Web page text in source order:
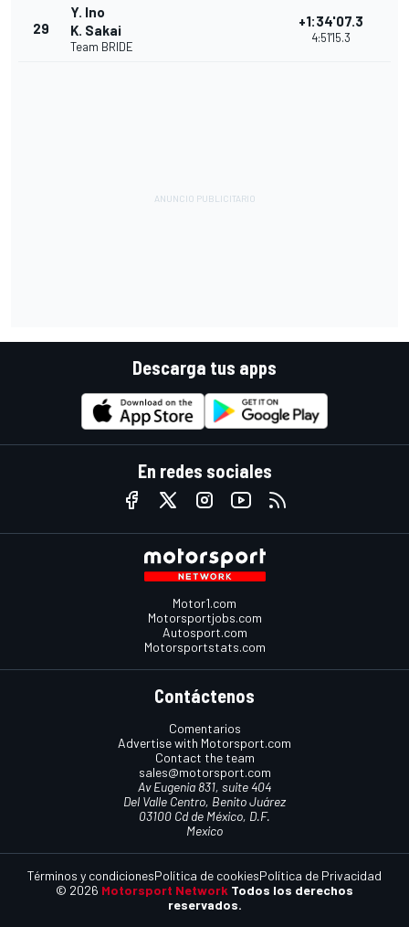
29
Y. Ino
K. Sakai
Team BRIDE
+1:34'07.3
4:51'15.3
Descarga tus apps
En redes sociales
Motor1.com
Motorsportjobs.com
Autosport.com
Motorsportstats.com
Contáctenos
Comentarios
Advertise with Motorsport.com
Contact the team
sales@motorsport.com
Av Eugenia 831, suite 404
Del Valle Centro, Benito Juárez
03100 Cd de México, D.F.
Mexico
© 2026 Motorsport Network Todos los derechos
reservados.
Términos y condicionesPolítica de cookiesPolítica de Privacidad